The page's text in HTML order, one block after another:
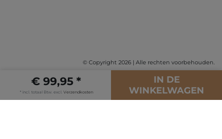
€ 99,95 *
* incl. totaal Btw. excl. Verzendkosten
IN DE
WINKELWAGEN
© Copyright 2026 | Alle rechten voorbehouden.